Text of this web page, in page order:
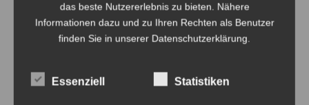
Beitragsnavigation
das beste Nutzererlebnis zu bieten. Nähere
Informationen dazu und zu Ihren Rechten als Benutzer
finden Sie in unserer Datenschutzerklärung.
Essenziell Statistiken